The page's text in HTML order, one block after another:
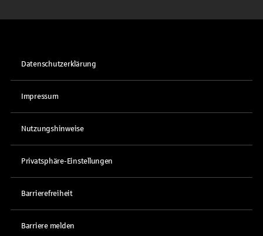
Datenschutzerklärung
Impressum
Nutzungshinweise
Privatsphäre-Einstellungen
Barrierefreiheit
Barriere melden